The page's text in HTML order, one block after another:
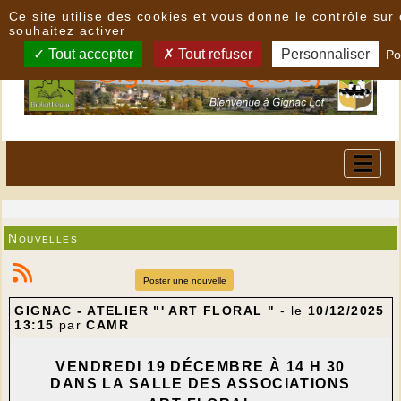
Nouvelles
Poster une nouvelle
GIGNAC - ATELIER "' ART FLORAL " - le 10/12/2025
13:15 parCAMR
VENDREDI 19 DÉCEMBRE À 14 H 30
DANS LA SALLE DES ASSOCIATIONS
Ce site utilise des cookies et vous donne le contrôle sur
souhaitez activer
Tout accepter Tout refuser Personnaliser